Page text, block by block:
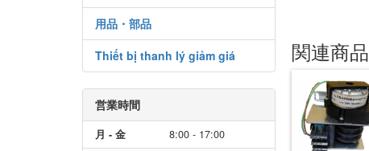
用品・部品
Thiết bị thanh lý giảm giá
営業時間
月 - 金
8:00 - 17:00
関連商品